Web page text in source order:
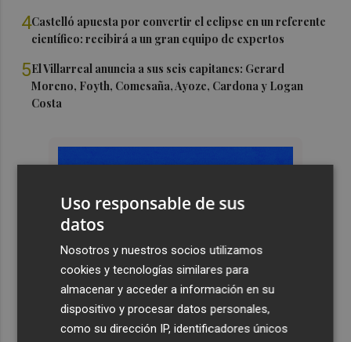
4Castelló apuesta por convertir el eclipse en un referente
científico: recibirá a un gran equipo de expertos
5El Villarreal anuncia a sus seis capitanes: Gerard
Moreno, Foyth, Comesaña, Ayoze, Cardona y Logan
Costa
Uso responsable de sus
datos
Nosotros y nuestros socios utilizamos
cookies y tecnologías similares para
almacenar y acceder a información en su
dispositivo y procesar datos personales,
como su dirección IP, identificadores únicos